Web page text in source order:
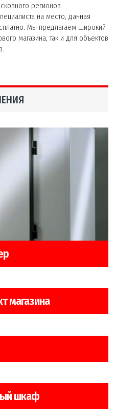
регионов
на место, данная
Мы предлагаем широкий
магазина, так и для объектов
магазина
шкаф